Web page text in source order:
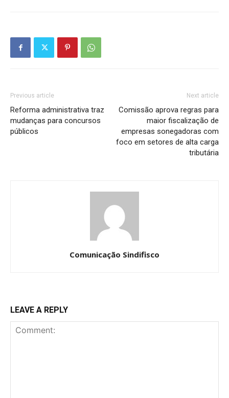
Previous article
Reforma administrativa traz
mudanças para concursos
públicos
Next article
Comissão aprova regras para
maior fiscalização de
empresas sonegadoras com
foco em setores de alta carga
tributária
Comunicação Sindifisco
LEAVE A REPLY